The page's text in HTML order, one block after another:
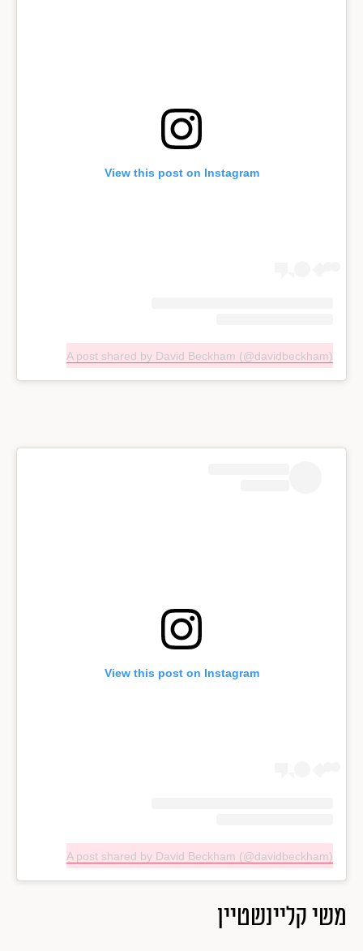
View this post on Instagram
A post shared by David Beckham (@davidbeckham)
View this post on Instagram
A post shared by David Beckham (@davidbeckham)
משי קליינשטיין